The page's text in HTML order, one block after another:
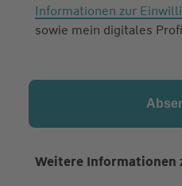
Informationen zur
sowie mein digitales
Weitere Informationen